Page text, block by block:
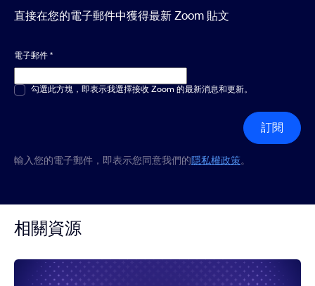
直接在您的電子郵件中獲得最新 Zoom 貼文
電子郵件*
多選或單選*
勾選此方塊，即表示我選擇接收 Zoom 的最新消息和更新。
訂閱
輸入您的電子郵件，即表示您同意我們的隱私權政策。
相關資源